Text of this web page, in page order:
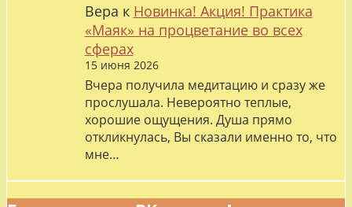
Вера к Новинка! Акция! Практика
«Маяк» на процветание во всех
сферах
15 июня 2026
Вчера получила медитацию и сразу же
прослушала. Невероятно теплые,
хорошие ощущения. Душа прямо
откликнулась, Вы сказали именно то, что
мне…